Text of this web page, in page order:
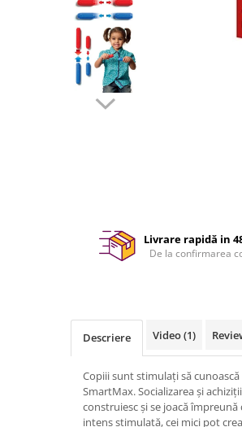
Livrare rapidă in
De la confirmarea
Descriere Video(1)
Copiii sunt stimulați să
SmartMax. Socializarea și
construiesc și se joacă
intens stimulată, cei mici pot